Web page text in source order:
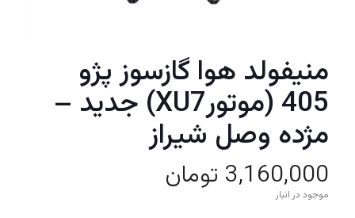
منیفولد هوا گازسوز پژو
405 (موتورXU7) جدید –
مژده وصل شیراز
3,160,000 تومان
موجود در انبار